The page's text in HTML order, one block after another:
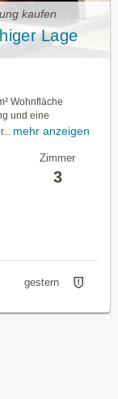
kaufen
Lage
Wohnfläche
und eine
mehr anzeigen
Zimmer
3
gestern